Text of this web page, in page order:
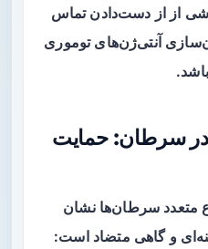
از از دست‌دادن تماس
آنتی‌ژن‌های توموری
سرطان: حمایت
متعدد سرطان‌ها نشان